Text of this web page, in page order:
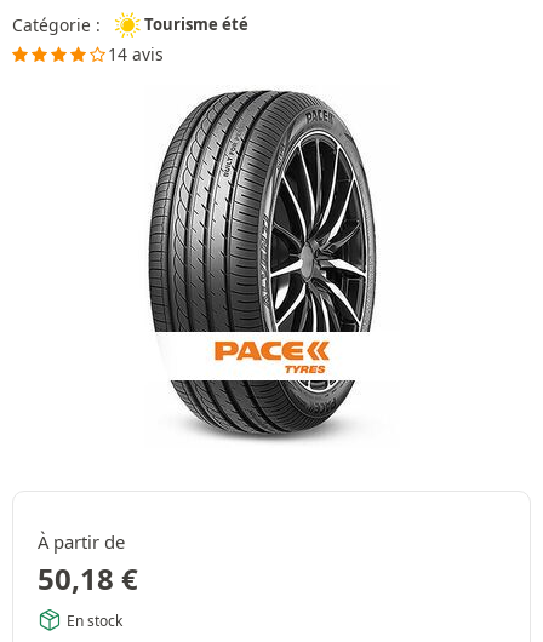
Catégorie : Tourisme été
14 avis
À partir de
50,18 €
En stock